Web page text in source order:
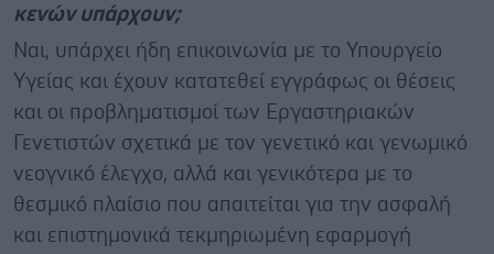
κενών υπάρχουν;
Ναι, υπάρχει ήδη επικοινωνία με το Υπουργείο
Υγείας και έχουν κατατεθεί εγγράφως οι θέσεις
και οι προβληματισμοί των Εργαστηριακών
Γενετιστών σχετικά με τον γενετικό και γενωμικό
νεογνικό έλεγχο, αλλά και γενικότερα με το
θεσμικό πλαίσιο που απαιτείται για την ασφαλή
και επιστημονικά τεκμηριωμένη εφαρμογή